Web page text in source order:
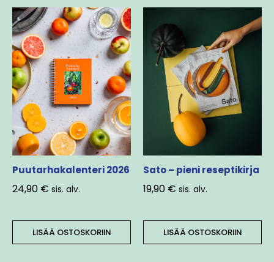
Puutarhakalenteri 2026
24,90 € sis. alv.
LISÄÄ OSTOSKORIIN
Sato – pieni reseptikirja
19,90 € sis. alv.
LISÄÄ OSTOSKORIIN